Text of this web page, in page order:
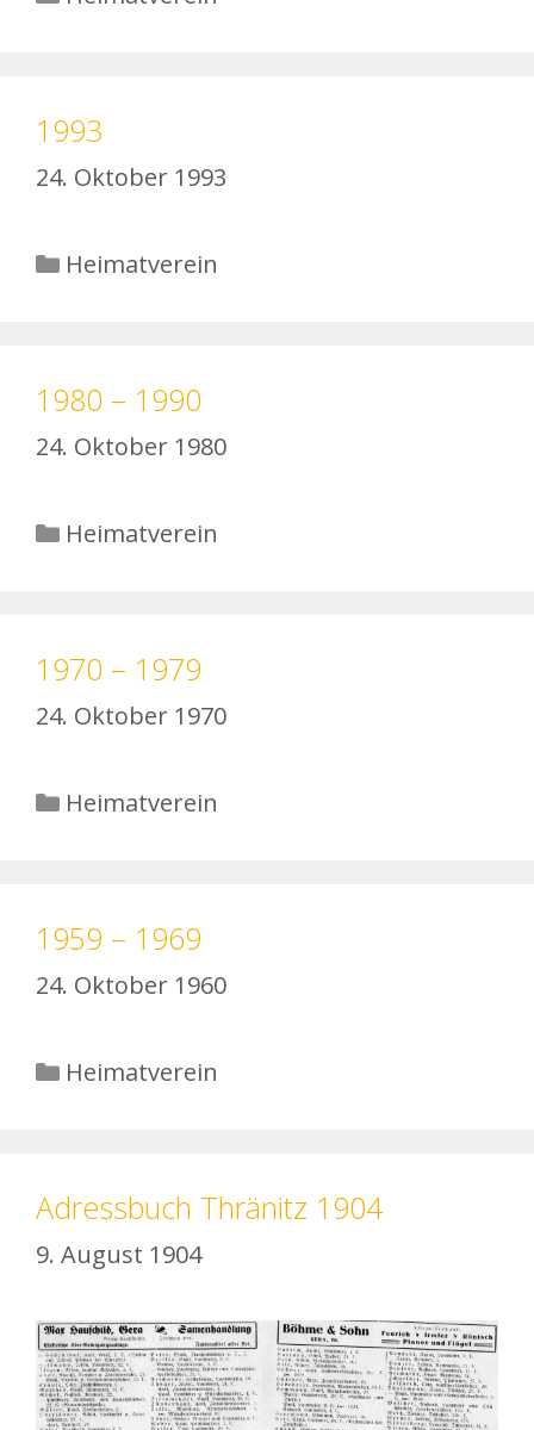
1993
24. Oktober 1993
Kategorien
Heimatverein
1980 – 1990
24. Oktober 1980
Kategorien
Heimatverein
1970 – 1979
24. Oktober 1970
Kategorien
Heimatverein
1959 – 1969
24. Oktober 1960
Kategorien
Heimatverein
Adressbuch Thränitz 1904
9. August 1904